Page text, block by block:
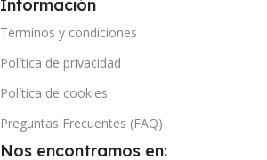
Información
Términos y condiciones
Política de privacidad
Política de cookies
Preguntas Frecuentes (FAQ)
Nos encontramos en: